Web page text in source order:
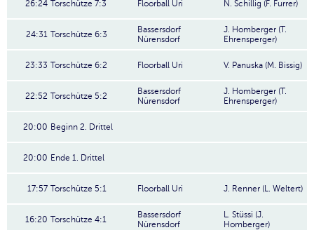
26:24 Torschütze 7:3 Floorball Uri N. Schillig (F. Furrer)
24:31 Torschütze 6:3
Bassersdorf
Nürensdorf
J. Homberger (T.
Ehrensperger)
23:33 Torschütze 6:2 Floorball Uri V. Panuska (M. Bissig)
22:52 Torschütze 5:2
Bassersdorf
Nürensdorf
J. Homberger (T.
Ehrensperger)
20:00 Beginn 2. Drittel
20:00 Ende 1. Drittel
17:57 Torschütze 5:1 Floorball Uri J. Renner (L. Weltert)
16:20 Torschütze 4:1
Bassersdorf
Nürensdorf
L. Stüssi (J.
Homberger)